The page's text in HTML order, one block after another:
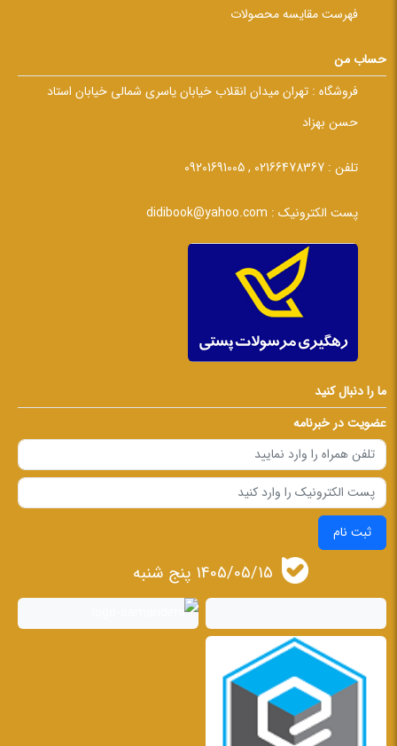
فهرست مقایسه محصولات
حساب من
فروشگاه : تهران میدان انقلاب خیابان یاسری شمالی خیابان استاد
حسن بهزاد
تلفن : 02166478367 , 09201691005
پست الکترونیک : didibook@yahoo.com
ما را دنبال کنید
عضویت در خبرنامه
ثبت نام
1405/05/15 پنج شنبه